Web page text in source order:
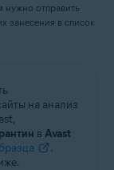
нужно отправить
занесения в список
на анализ
в Avast
.